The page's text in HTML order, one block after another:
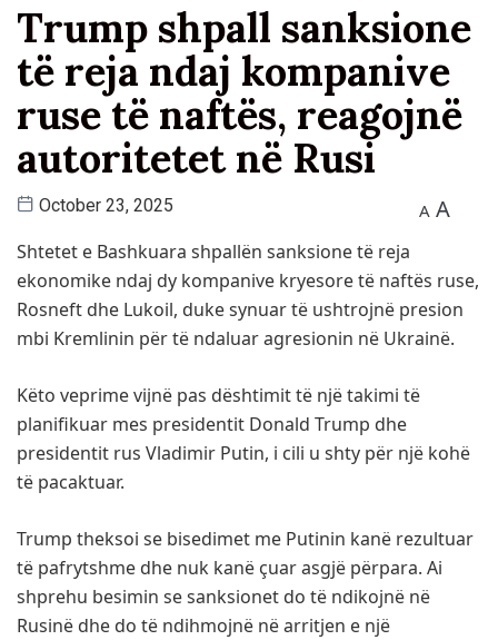
Trump shpall sanksione
të reja ndaj kompanive
ruse të naftës, reagojnë
autoritetet në Rusi
October 23, 2025 A A
Shtetet e Bashkuara shpallën sanksione të reja
ekonomike ndaj dy kompanive kryesore të naftës ruse,
Rosneft dhe Lukoil, duke synuar të ushtrojnë presion
mbi Kremlinin për të ndaluar agresionin në Ukrainë.
Këto veprime vijnë pas dështimit të një takimi të
planifikuar mes presidentit Donald Trump dhe
presidentit rus Vladimir Putin, i cili u shty për një kohë
të pacaktuar.
Trump theksoi se bisedimet me Putinin kanë rezultuar
të pafrytshme dhe nuk kanë çuar asgjë përpara. Ai
shprehu besimin se sanksionet do të ndikojnë në
Rusinë dhe do të ndihmojnë në arritjen e një